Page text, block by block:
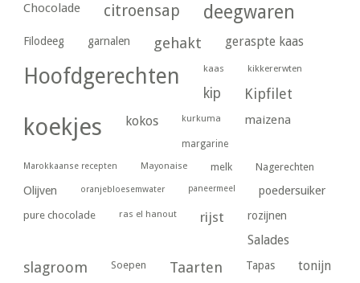
Chocolade citroensap deegwaren
Filodeeg garnalen gehakt geraspte kaas
Hoofdgerechten kaas kikkererwten
kip Kipfilet
koekjes kokos kurkuma maizena
margarine
Marokkaanse recepten Mayonaise melk Nagerechten
Olijven oranjebloesemwater paneermeel poedersuiker
pure chocolade ras el hanout rijst rozijnen
Salades
slagroom Soepen Taarten Tapas tonijn